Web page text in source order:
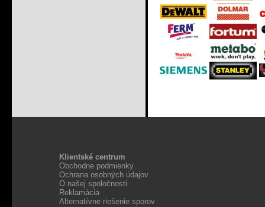
Klientské centrum
Obchodne podmienky
Ochrana osobných údajov
O našej spoločnosti
Reklamácia
Alternatívne riešenie sporov